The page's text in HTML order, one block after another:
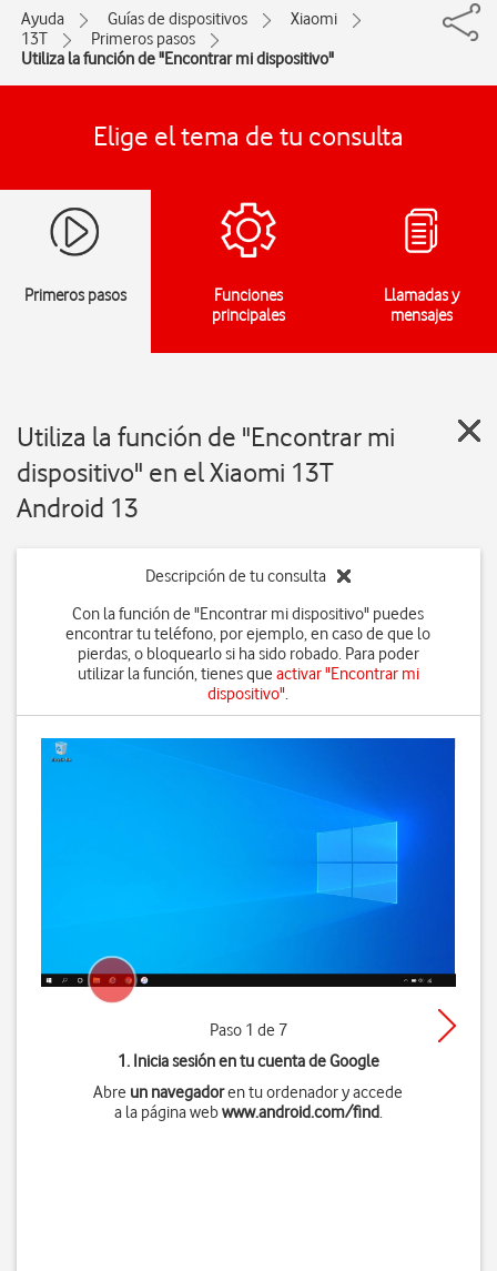
Ayuda Guías de dispositivos
Xiaomi
13T
Primeros pasos
Utiliza la función de "Encontrar mi dispositivo"
Elige el tema de tu consulta
Primeros pasos
Funciones
principales
Llamadas y
mensajes
Utiliza la función de "Encontrar mi
dispositivo" en el Xiaomi 13T
Android 13
Descripción de tu consulta
Con la función de "Encontrar mi dispositivo" puedes
encontrar tu teléfono, por ejemplo, en caso de que lo
pierdas, o bloquearlo si ha sido robado. Para poder
utilizar la función, tienes que activar "Encontrar mi
dispositivo".
Paso 1 de 7
1. Inicia sesión en tu cuenta de Google
Abre un navegadoren tu ordenador y accede
a la página webwww.android.com/find.